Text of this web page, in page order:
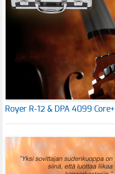
Royer R-12 & DPA 4099 Core+